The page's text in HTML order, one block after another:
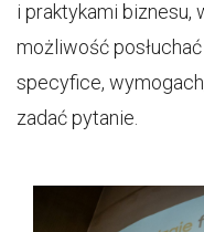
i praktykami biznesu,
możliwość
specyfice,
zadać pytanie.